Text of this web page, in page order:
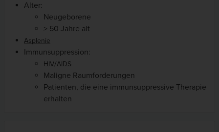
Alter:
Neugeborene
> 50 Jahre alt
Asplenie
Immunsuppression:
HIV/AIDS
Maligne Raumforderungen
Patienten, die eine immunsuppressive Therapie
erhalten